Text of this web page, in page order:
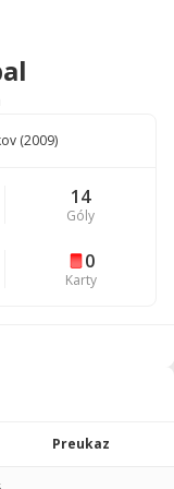
(2009)
14
Góly
0
Karty
Preukaz